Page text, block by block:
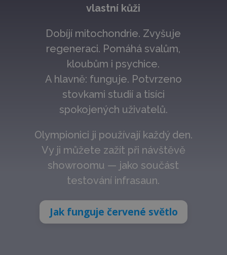
vlastní kůži
Dobíjí mitochondrie. Zvyšuje
regeneraci. Pomáhá svalům,
kloubům i psychice.
A hlavně: funguje. Potvrzeno
stovkami studií a tisíci
spokojených uživatelů.
Olympionici ji používají každý den.
Vy ji můžete zažít při návštěvě
showroomu — jako součást
testování infrasaun.
Jak funguje červené světlo